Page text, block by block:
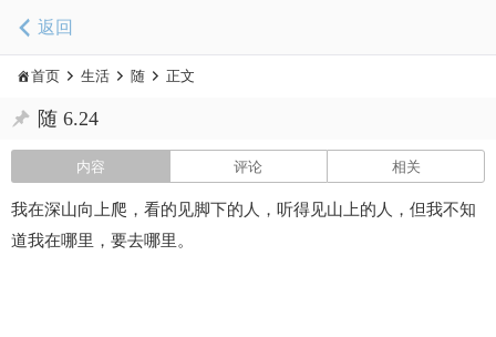
返回
首页 生活 随 正文
随 6.24
内容 评论 相关
我在深山向上爬，看的见脚下的人，听得见山上的人，但我不知
道我在哪里，要去哪里。